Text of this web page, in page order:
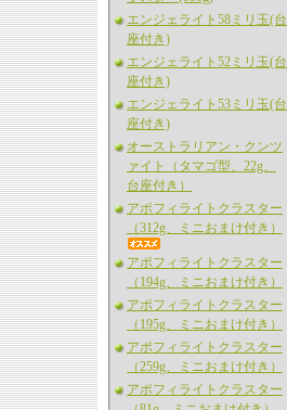
エンジェライト58ミリ玉(台
座付き)
エンジェライト52ミリ玉(台
座付き)
エンジェライト53ミリ玉(台
座付き)
オーストラリアン・クンツ
ァイト（タマゴ型、22g、
台座付き）
アポフィライトクラスター
（312g、ミニおまけ付き）
アポフィライトクラスター
（194g、ミニおまけ付き）
アポフィライトクラスター
（195g、ミニおまけ付き）
アポフィライトクラスター
（259g、ミニおまけ付き）
アポフィライトクラスター